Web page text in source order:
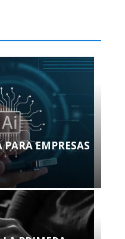
PARA EMPRESAS